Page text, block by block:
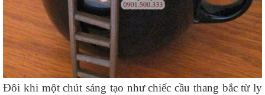
Đôi khi một chút sáng tạo như chiếc cầu thang bắc từ ly